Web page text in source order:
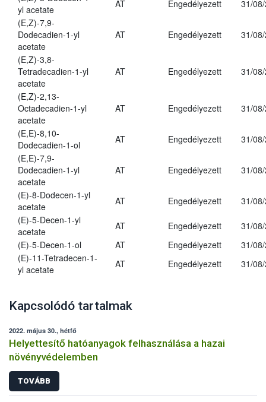
yl acetate
AT Engedélyezett
31/
(E,Z)-7,9-
Dodecadien-1-yl
acetate
AT Engedélyezett 31/
(E,Z)-3,8-
Tetradecadien-1-yl
acetate
AT Engedélyezett 31/
(E,Z)-2,13-
Octadecadien-1-yl
acetate
AT Engedélyezett 31/
(E,E)-8,10-
Dodecadien-1-ol
AT Engedélyezett
31/
(E,E)-7,9-
Dodecadien-1-yl
acetate
AT Engedélyezett 31/
(E)-8-Dodecen-1-yl
acetate
AT Engedélyezett
31/
(E)-5-Decen-1-yl
acetate
AT Engedélyezett
31/
(E)-5-Decen-1-ol
AT Engedélyezett
31/
(E)-11-Tetradecen-1-
yl acetate
AT Engedélyezett 31/
Kapcsolódó tartalmak
2022. május 30., hétfő
Helyettesítő hatóanyagok felhasználása a hazai
növényvédelemben
TOVÁBB